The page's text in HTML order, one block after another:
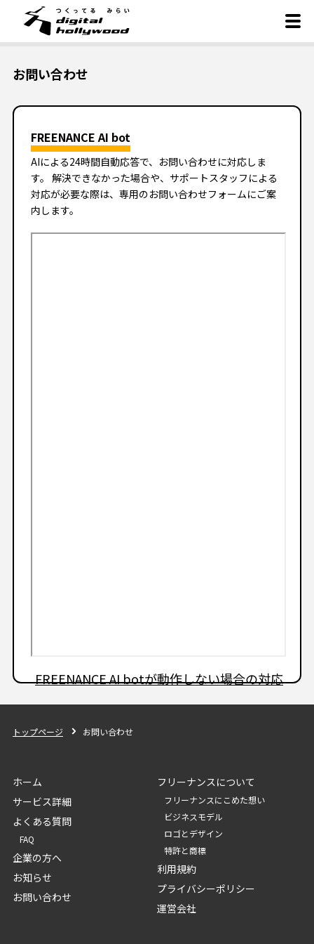
お問い合わせ
FREENANCE AI bot
AIによる24時間自動応答で、お問い合わせに対応しま
す。 解決できなかった場合や、サポートスタッフによる
対応が必要な際は、専用のお問い合わせフォームにご案
内します。
FREENANCE AI botが動作しない場合の対応
トップページ お問い合わせ
ホーム
サービス詳細
よくある質問
FAQ
企業の方へ
お知らせ
お問い合わせ
フリーナンスについて
フリーナンスにこめた想い
ビジネスモデル
ロゴとデザイン
特許と商標
利用規約
プライバシーポリシー
運営会社